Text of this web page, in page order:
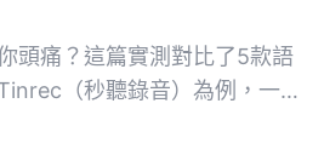
頭痛？這篇實測對比了5款語
（秒聽錄音）為例，一步